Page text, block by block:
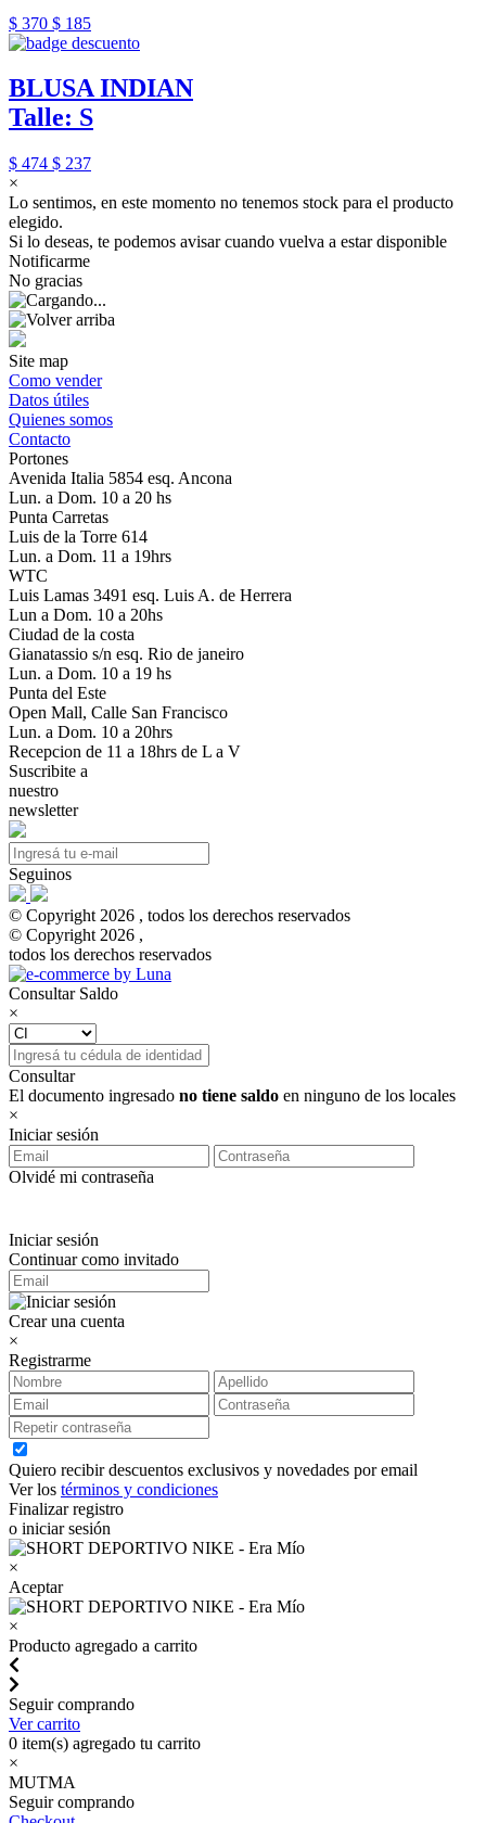
$ 370 $ 185
BLUSA INDIAN
Talle: S
$ 474 $ 237
×
Lo sentimos, en este momento no tenemos stock para el producto
elegido.
Si lo deseas, te podemos avisar cuando vuelva a estar disponible
Notificarme
No gracias
Site map
Como vender
Datos útiles
Quienes somos
Contacto
Portones
Avenida Italia 5854 esq. Ancona
Lun. a Dom. 10 a 20 hs
Punta Carretas
Luis de la Torre 614
Lun. a Dom. 11 a 19hrs
WTC
Luis Lamas 3491 esq. Luis A. de Herrera
Lun a Dom. 10 a 20hs
Ciudad de la costa
Gianatassio s/n esq. Rio de janeiro
Lun. a Dom. 10 a 19 hs
Punta del Este
Open Mall, Calle San Francisco
Lun. a Dom. 10 a 20hrs
Recepcion de 11 a 18hrs de L a V
Suscribite a
nuestro
newsletter
Seguinos
© Copyright 2026 , todos los derechos reservados
© Copyright 2026 ,
todos los derechos reservados
Consultar Saldo
×
Consultar
El documento ingresado no tiene saldo en ninguno de los locales
×
Iniciar sesión
Olvidé mi contraseña
Iniciar sesión
Continuar como invitado
Crear una cuenta
×
Registrarme
Quiero recibir descuentos exclusivos y novedades por email
Ver los términos y condiciones
Finalizar registro
o iniciar sesión
×
Aceptar
×
Producto agregado a carrito
Seguir comprando
Ver carrito
0 item(s) agregado tu carrito
×
MUTMA
Seguir comprando